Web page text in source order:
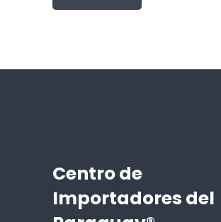
Centro de
Importadores del